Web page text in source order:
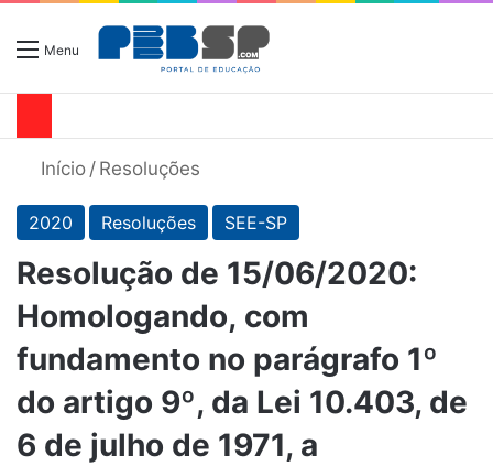
Menu
Início / Resoluções
2020 Resoluções SEE-SP
Resolução de 15/06/2020:
Homologando, com
fundamento no parágrafo 1º
do artigo 9º, da Lei 10.403, de
6 de julho de 1971, a